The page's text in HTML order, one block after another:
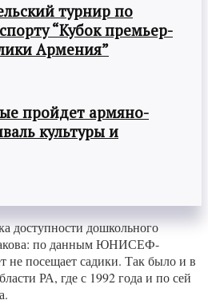
турнир по
“Кубок премьер-
Армения”
пройдет армяно-
культуры и
доступности дошкольного
по данным ЮНИСЕФ-
не посещает садики. Так было и в
РА, где с 1992 года и по сей